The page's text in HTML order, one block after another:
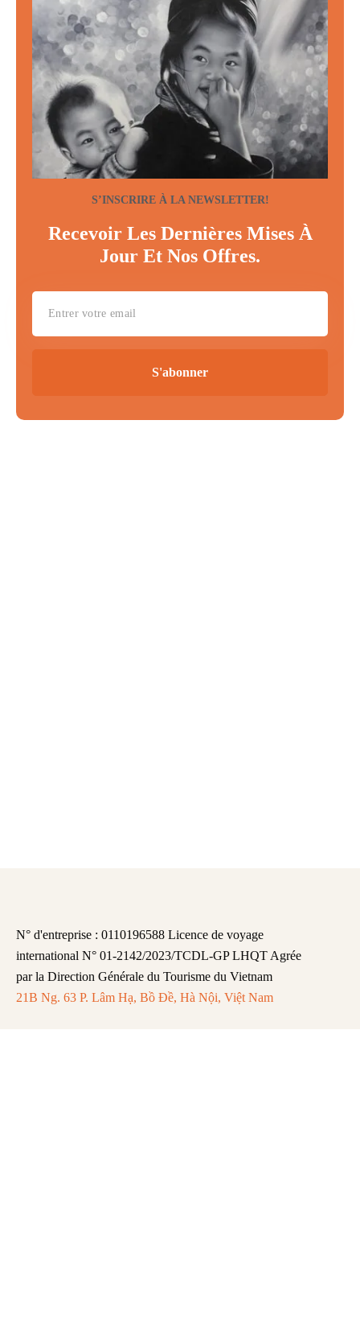
S’INSCRIRE À LA NEWSLETTER!
Recevoir Les Dernières Mises À
Jour Et Nos Offres.
S'abonner
N° d'entreprise : 0110196588 Licence de voyage
international N° 01-2142/2023/TCDL-GP LHQT Agrée
par la Direction Générale du Tourisme du Vietnam
21B Ng. 63 P. Lâm Hạ, Bồ Đề, Hà Nội, Việt Nam